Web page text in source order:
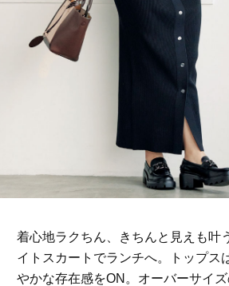
着心地ラクちん、きちんと見えも叶
イトスカートでランチへ。トップス
やかな存在感をON。オーバーサイ